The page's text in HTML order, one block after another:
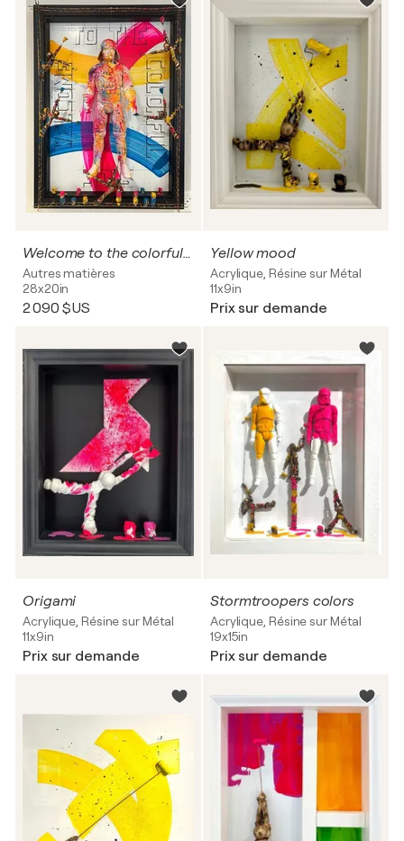
Welcome to the colorful side
Autres matières
28x20in
2 090 $US
Yellow mood
Acrylique, Résine sur Métal
11x9in
Prix sur demande
Origami
Acrylique, Résine sur Métal
11x9in
Prix sur demande
Stormtroopers colors
Acrylique, Résine sur Métal
19x15in
Prix sur demande